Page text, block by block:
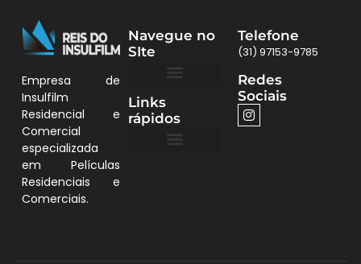
Empresa de
Insulfilm
Residencial e
Comercial
especializada
em Películas
Residenciais e
Comerciais.
Navegue no
SIte
Links
rápidos
Telefone
(31) 97153-9785
Redes
Sociais